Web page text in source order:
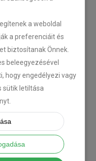
a weboldal
a preferenciáit és
biztosítanak Önnek.
beleegyezésével
hogy engedélyezi vagy
sütik letiltása